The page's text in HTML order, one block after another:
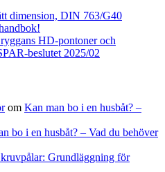
dimension, DIN 763/G40
HD-pontoner och
beslutet 2025/02
om Kan man bo i en husbåt? –
bo i en husbåt? – Vad du behöver
Grundläggning för